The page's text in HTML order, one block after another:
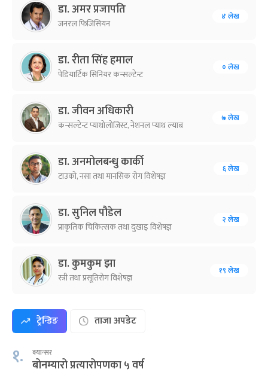
डा. अमर प्रजापति
जनरल फिजिसियन
४ लेख
डा. रीता सिंह हमाल
पेडियार्टिक सिनियर कन्सल्टेन्ट
० लेख
डा. जीवन अधिकारी
कन्सल्टेन्ट प्याथोलोजिस्ट, नेशनल प्याथ ल्याब
७ लेख
डा. अनमोलबन्धु कार्की
टाउको, नसा तथा मानसिक रोग विशेषज्ञ
६ लेख
डा. सुनिल पौडेल
प्राकृतिक चिकित्सक तथा दुखाइ विशेषज्ञ
२ लेख
डा. कुमकुम झा
स्त्री तथा प्रसूतिरोग विशेषज्ञ
१९ लेख
ट्रेन्डिङ ताजा अपडेट
१. क्यान्सर
बोनम्यारो प्रत्यारोपणका ५ वर्ष